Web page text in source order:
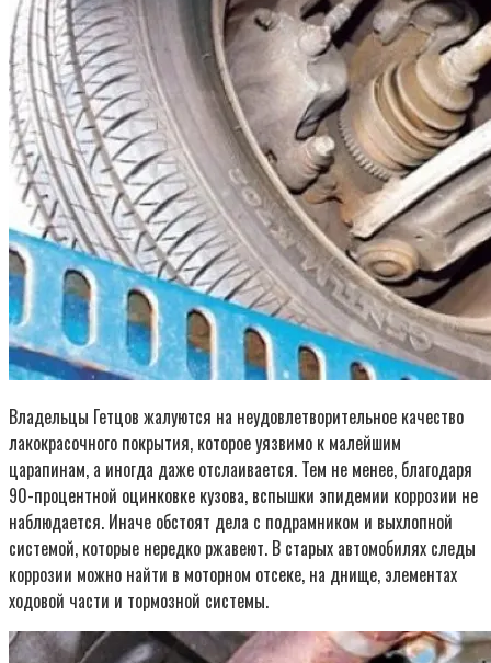
Владельцы Гетцов жалуются на неудовлетворительное качество
лакокрасочного покрытия, которое уязвимо к малейшим
царапинам, а иногда даже отслаивается. Тем не менее, благодаря
90-процентной оцинковке кузова, вспышки эпидемии коррозии не
наблюдается. Иначе обстоят дела с подрамником и выхлопной
системой, которые нередко ржавеют. В старых автомобилях следы
коррозии можно найти в моторном отсеке, на днище, элементах
ходовой части и тормозной системы.